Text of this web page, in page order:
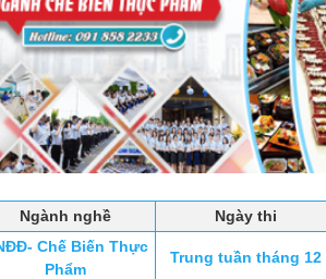
Ngành nghề Ngày thi
Chế Biến Thực
Phẩm
Trung tuần tháng 12